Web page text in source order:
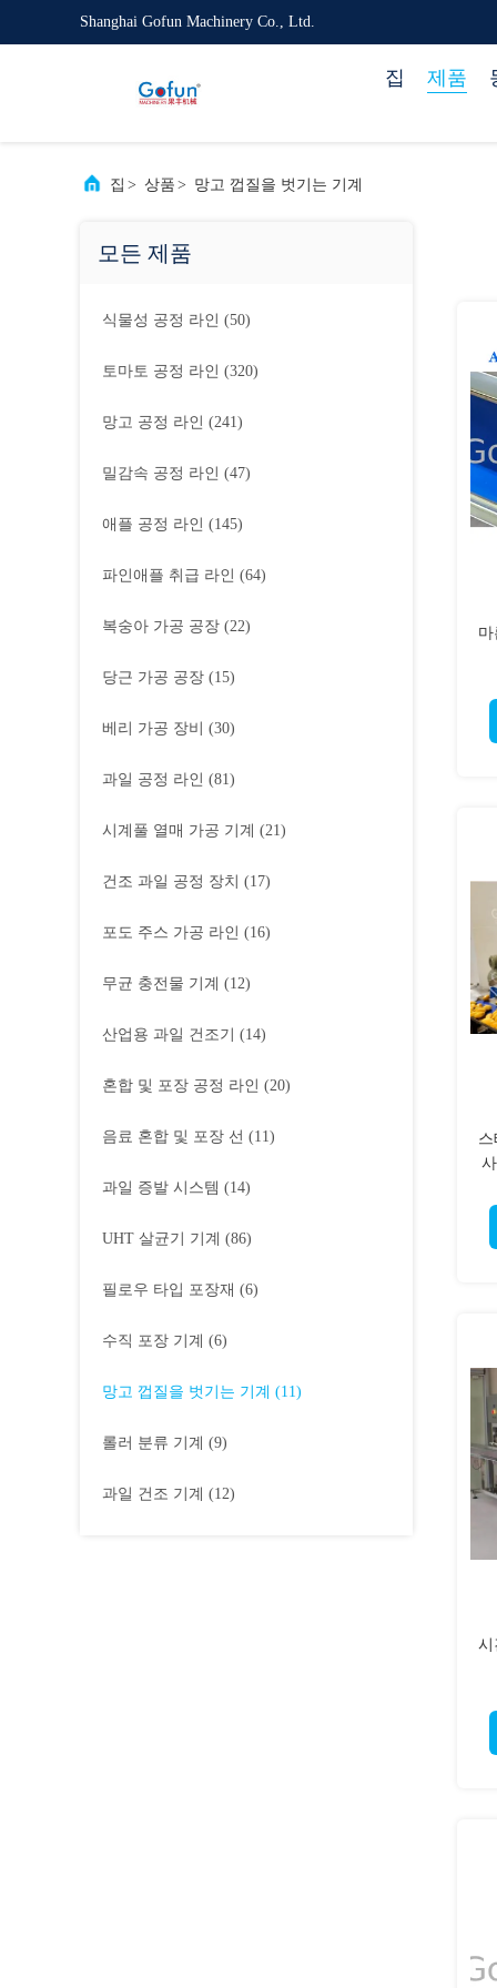
Shanghai Gofun Machinery Co., Ltd.
집 제품
집 > 상품 > 망고 껍질을 벗기는 기계
모든 제품
식물성 공정 라인 (50)
토마토 공정 라인 (320)
망고 공정 라인 (241)
밀감속 공정 라인 (47)
애플 공정 라인 (145)
파인애플 취급 라인 (64)
복숭아 가공 공장 (22)
당근 가공 공장 (15)
베리 가공 장비 (30)
과일 공정 라인 (81)
시계풀 열매 가공 기계 (21)
건조 과일 공정 장치 (17)
포도 주스 가공 라인 (16)
무균 충전물 기계 (12)
산업용 과일 건조기 (14)
혼합 및 포장 공정 라인 (20)
음료 혼합 및 포장 선 (11)
과일 증발 시스템 (14)
UHT 살균기 기계 (86)
필로우 타입 포장재 (6)
수직 포장 기계 (6)
망고 껍질을 벗기는 기계 (11)
롤러 분류 기계 (9)
과일 건조 기계 (12)
시